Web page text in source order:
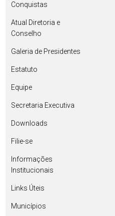
Conquistas
Atual Diretoria e
Conselho
Galeria de Presidentes
Estatuto
Equipe
Secretaria Executiva
Downloads
Filie-se
Informações
Institucionais
Links Úteis
Municípios